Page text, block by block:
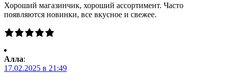
Хороший магазинчик, хороший ассортимент. Часто
появляются новинки, все вкусное и свежее.
Алла:
17.02.2025 в 21:49